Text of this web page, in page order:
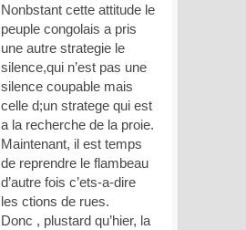
Nonbstant cette attitude le
peuple congolais a pris
une autre strategie le
silence,qui n’est pas une
silence coupable mais
celle d;un stratege qui est
a la recherche de la proie.
Maintenant, il est temps
de reprendre le flambeau
d’autre fois c’ets-a-dire
les ctions de rues.
Donc , plustard qu’hier, la